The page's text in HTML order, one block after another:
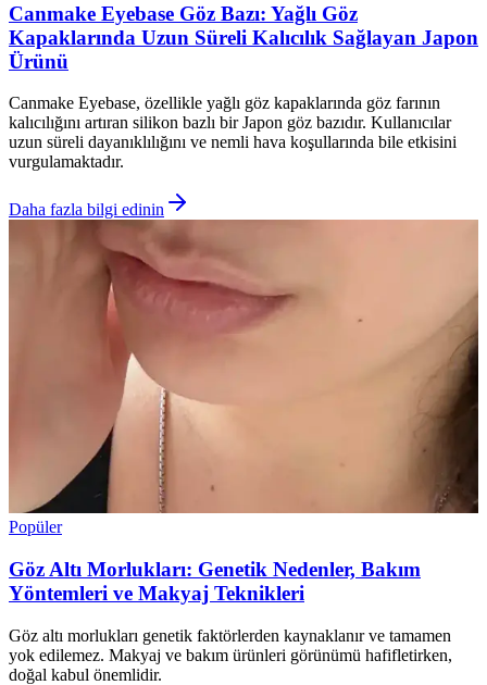
Canmake Eyebase Göz Bazı: Yağlı Göz
Kapaklarında Uzun Süreli Kalıcılık Sağlayan Japon
Ürünü
Canmake Eyebase, özellikle yağlı göz kapaklarında göz farının
kalıcılığını artıran silikon bazlı bir Japon göz bazıdır. Kullanıcılar
uzun süreli dayanıklılığını ve nemli hava koşullarında bile etkisini
vurgulamaktadır.
Daha fazla bilgi edinin
Popüler
Göz Altı Morlukları: Genetik Nedenler, Bakım
Yöntemleri ve Makyaj Teknikleri
Göz altı morlukları genetik faktörlerden kaynaklanır ve tamamen
yok edilemez. Makyaj ve bakım ürünleri görünümü hafifletirken,
doğal kabul önemlidir.